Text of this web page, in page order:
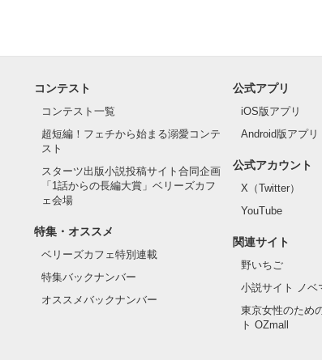
コンテスト
コンテスト一覧
超短編！フェチから始まる溺愛コンテ
スト
スターツ出版小説投稿サイト合同企画
「1話からの長編大賞」ベリーズカフ
ェ会場
特集・オススメ
ベリーズカフェ特別連載
特集バックナンバー
オススメバックナンバー
公式アプリ
iOS版アプリ
Android版アプリ
公式アカウント
X（Twitter）
YouTube
関連サイト
野いちご
小説サイト ノベ
東京女性のため
ト OZmall